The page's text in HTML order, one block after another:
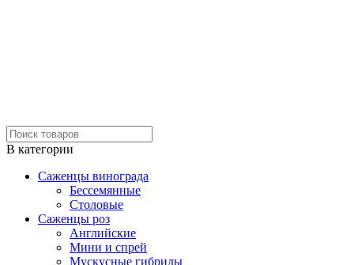
В категории
Саженцы винограда
Бессемянные
Столовые
Саженцы роз
Английские
Мини и спрей
Мускусные гибриды